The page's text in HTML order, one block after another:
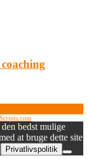
bedst mulige
at bruge dette site
Privatlivspolitik